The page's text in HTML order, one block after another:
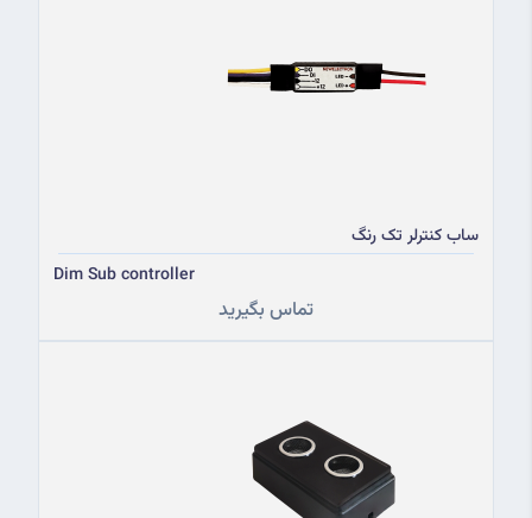
ساب کنترلر تک رنگ
Dim Sub controller
تماس بگیرید